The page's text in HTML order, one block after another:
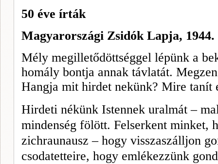
50 éve írták
Magyarországi Zsidók Lapja, 1944.
Mély megilletődöttséggel lépünk a
homály bontja annak távlatát.
Hangja mit hirdet nekünk? Mire tanít
Hirdeti nékünk Istennek uralmát –
mindenség fölött. Felserkent minket,
zichraunausz – hogy visszaszálljon
csodatetteire, hogy emlékezzünk